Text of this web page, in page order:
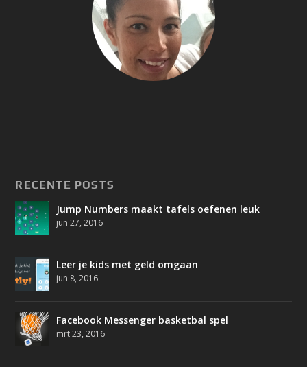
RECENTE POSTS
Jump Numbers maakt tafels oefenen leuk
jun 27, 2016
Leer je kids met geld omgaan
jun 8, 2016
Facebook Messenger basketbal spel
mrt 23, 2016